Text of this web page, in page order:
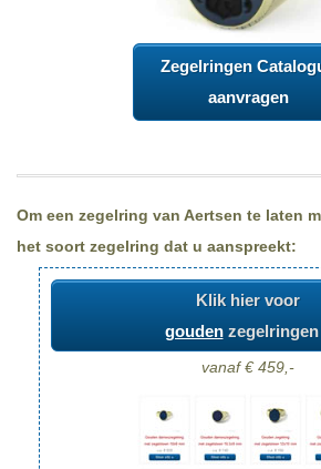
Zegelringen
aanvragen
Om een zegelring van Aertsen te laten
het soort zegelring dat u aanspreekt:
Klik hier voor
goudenzegelringen
vanaf € 459,-